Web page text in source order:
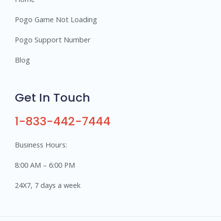
Pogo Game Not Loading
Pogo Support Number
Blog
Get In Touch
1-833-442-7444
Business Hours:
8:00 AM – 6:00 PM
24X7, 7 days a week